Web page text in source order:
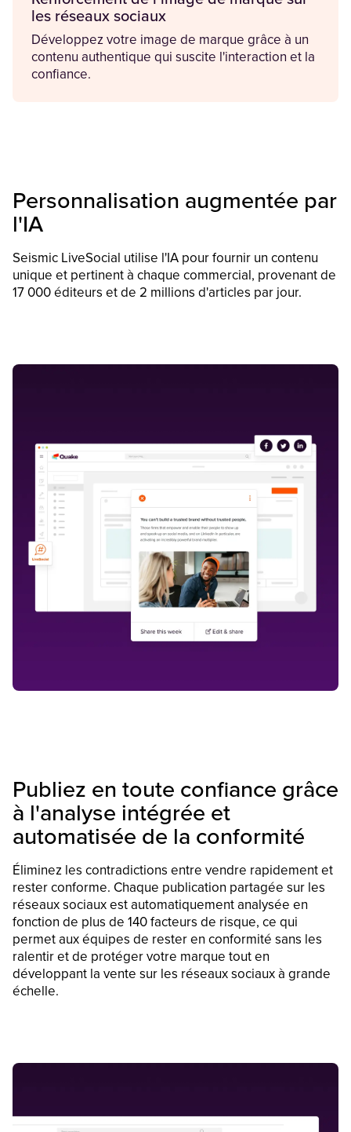
les réseaux sociaux
Développez votre image de marque grâce à un
contenu authentique qui suscite l'interaction et la
confiance.
Personnalisation augmentée par
l'IA
Seismic LiveSocial utilise l'IA pour fournir un contenu
unique et pertinent à chaque commercial, provenant de
17 000 éditeurs et de 2 millions d'articles par jour.
Publiez en toute confiance grâce
à l'analyse intégrée et
automatisée de la conformité
Éliminez les contradictions entre vendre rapidement et
rester conforme. Chaque publication partagée sur les
réseaux sociaux est automatiquement analysée en
fonction de plus de 140 facteurs de risque, ce qui
permet aux équipes de rester en conformité sans les
ralentir et de protéger votre marque tout en
développant la vente sur les réseaux sociaux à grande
échelle.